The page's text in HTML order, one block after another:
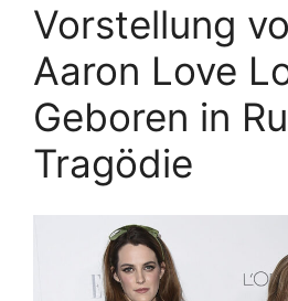
Vorstellung
Aaron Love
Geboren in
Tragödie